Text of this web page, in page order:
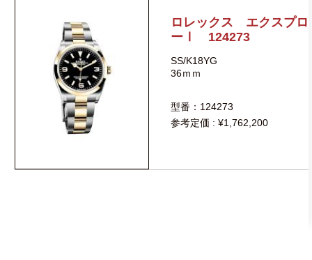
ロレックス エクスプロ
ーⅠ 124273
SS/K18YG
36ｍｍ
型番：124273
参考定価 : ¥1,762,200